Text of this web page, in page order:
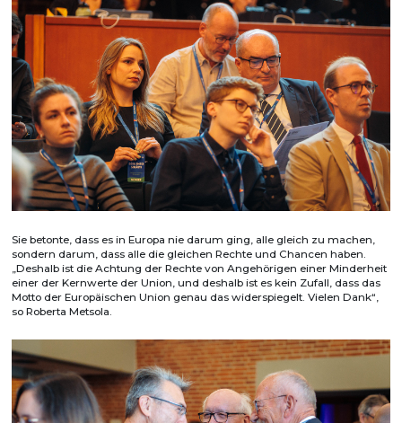
Sie betonte, dass es in Europa nie darum ging, alle gleich zu machen,
sondern darum, dass alle die gleichen Rechte und Chancen haben.
„Deshalb ist die Achtung der Rechte von Angehörigen einer Minderheit
einer der Kernwerte der Union, und deshalb ist es kein Zufall, dass das
Motto der Europäischen Union genau das widerspiegelt. Vielen Dank“,
so Roberta Metsola.